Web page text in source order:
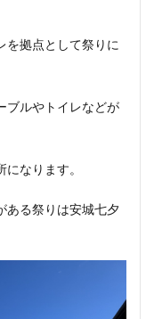
を拠点として祭りに
ブルやトイレなどが
なります。
ある祭りは安城七夕